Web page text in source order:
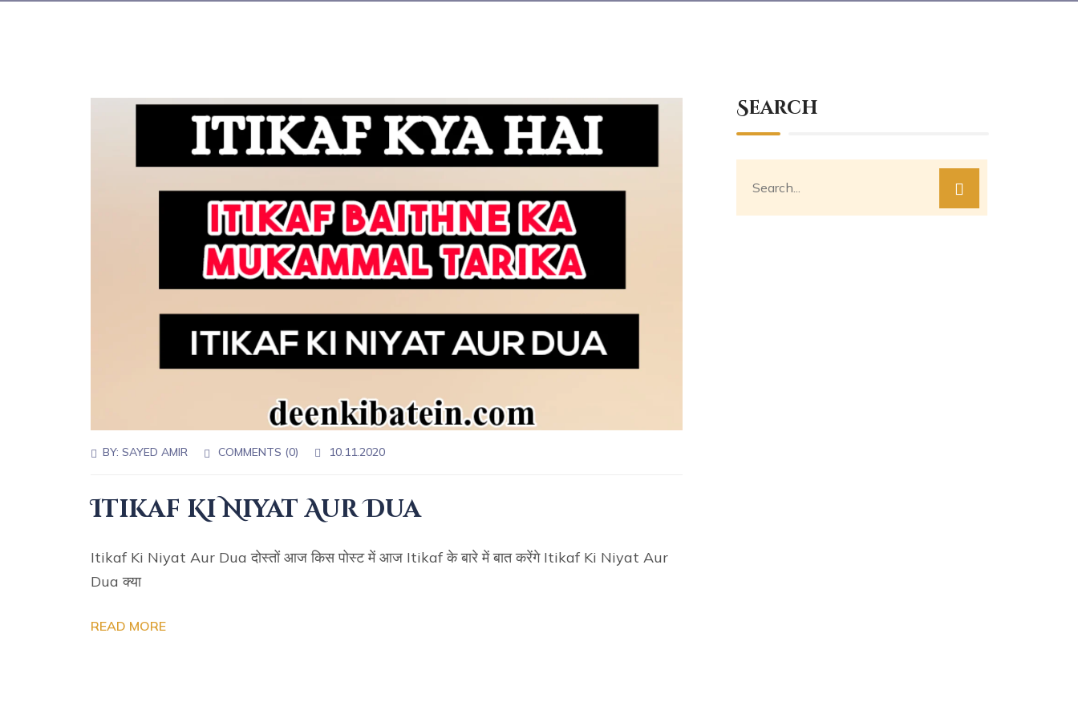
BY:SAYED AMIR COMMENTS (0) 10.11.2020
Itikaf Ki Niyat Aur Dua
Itikaf Ki Niyat Aur Dua दोस्तों आज किस पोस्ट में आज Itikaf के बारे में बात करेंगे Itikaf Ki Niyat Aur
Dua क्या
READ MORE
Search